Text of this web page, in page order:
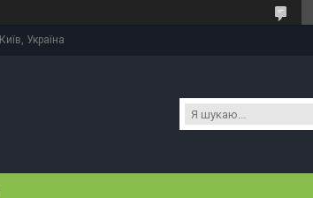
Київ, Україна